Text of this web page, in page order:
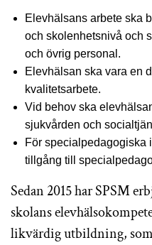
Elevhälsans arbete ska
och skolenhetsnivå och
och övrig personal.
Elevhälsan ska vara en
kvalitetsarbete.
Vid behov ska
sjukvården och
För specialpedagogiska
tillgång till
Sedan 2015 har SPSM
skolans
likvärdig utbildning,